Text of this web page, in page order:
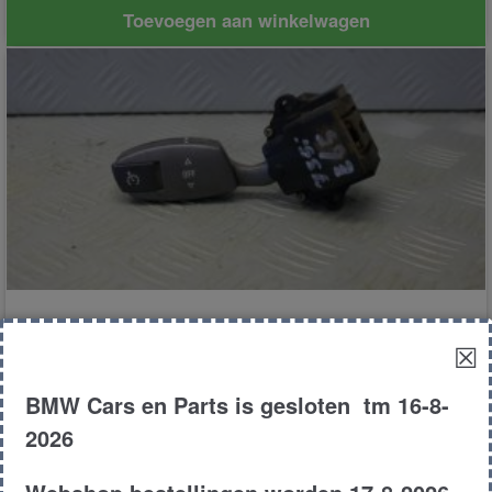
Toevoegen aan winkelwagen
€ 25.00
☒
BMW Cars en Parts is gesloten tm 16-8-
2026